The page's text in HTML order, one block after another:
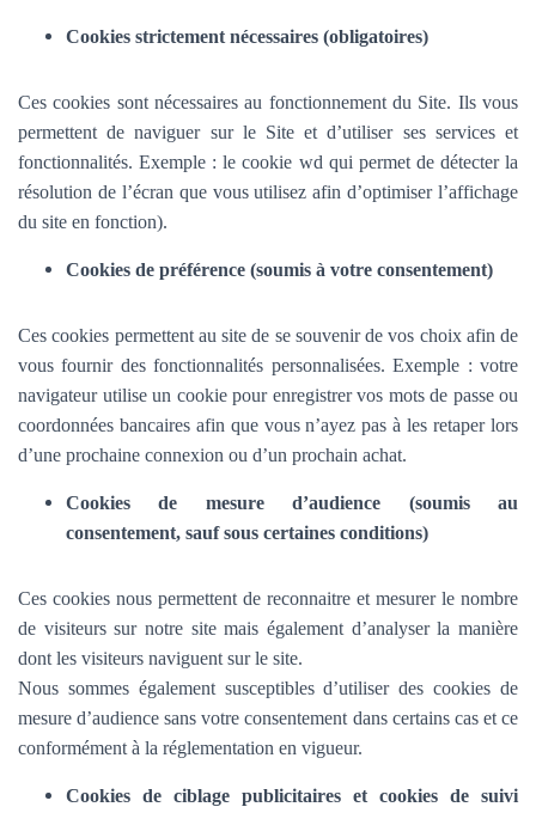
Cookies strictement nécessaires (obligatoires)
Ces cookies sont nécessaires au fonctionnement du Site. Ils vous
permettent de naviguer sur le Site et d’utiliser ses services et
fonctionnalités. Exemple : le cookie wd qui permet de détecter la
résolution de l’écran que vous utilisez afin d’optimiser l’affichage
du site en fonction).
Cookies de préférence (soumis à votre consentement)
Ces cookies permettent au site de se souvenir de vos choix afin de
vous fournir des fonctionnalités personnalisées. Exemple : votre
navigateur utilise un cookie pour enregistrer vos mots de passe ou
coordonnées bancaires afin que vous n’ayez pas à les retaper lors
d’une prochaine connexion ou d’un prochain achat.
Cookies de mesure d’audience (soumis au
consentement, sauf sous certaines conditions)
Ces cookies nous permettent de reconnaitre et mesurer le nombre
de visiteurs sur notre site mais également d’analyser la manière
dont les visiteurs naviguent sur le site.
Nous sommes également susceptibles d’utiliser des cookies de
mesure d’audience sans votre consentement dans certains cas et ce
conformément à la réglementation en vigueur.
Cookies de ciblage publicitaires et cookies de suivi